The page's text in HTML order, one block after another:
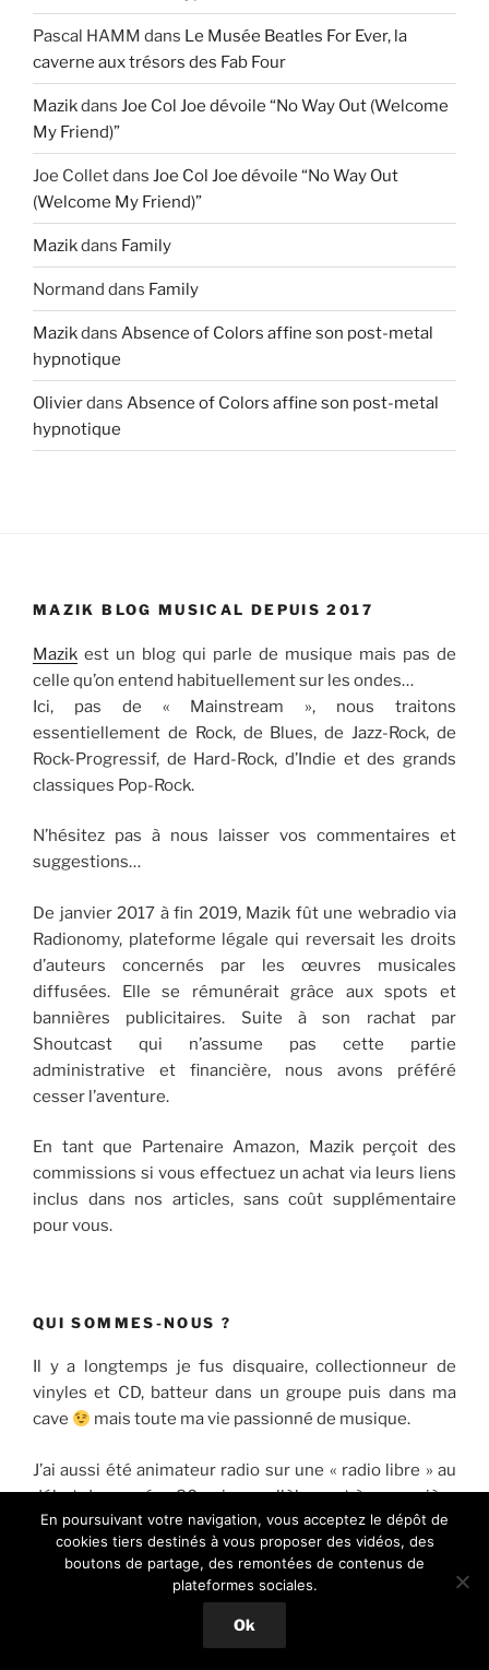
Pascal HAMM dans Le Musée Beatles For Ever, la
caverne aux trésors des Fab Four
Mazikdans Joe Col Joe dévoile “No Way Out (Welcome
My Friend)”
Joe Colletdans Joe Col Joe dévoile “No Way Out
(Welcome My Friend)”
Mazikdans Family
Normand dans Family
Mazikdans Absence of Colors affine son post-metal
hypnotique
Olivierdans Absence of Colors affine son post-metal
hypnotique
MAZIK BLOG MUSICAL DEPUIS 2017
Mazik est un blog qui parle de musique mais pas de
celle qu’on entend habituellement sur les ondes…
Ici, pas de « Mainstream », nous traitons
essentiellement de Rock, de Blues, de Jazz-Rock, de
Rock-Progressif, de Hard-Rock, d’Indie et des grands
classiques Pop-Rock.
N’hésitez pas à nous laisser vos commentaires et
suggestions…
De janvier 2017 à fin 2019, Mazik fût une webradio via
Radionomy, plateforme légale qui reversait les droits
d’auteurs concernés par les œuvres musicales
diffusées. Elle se rémunérait grâce aux spots et
bannières publicitaires. Suite à son rachat par
Shoutcast qui n’assume pas cette partie
administrative et financière, nous avons préféré
cesser l’aventure.
En tant que Partenaire Amazon, Mazik perçoit des
commissions si vous effectuez un achat via leurs liens
inclus dans nos articles, sans coût supplémentaire
pour vous.
QUI SOMMES-NOUS ?
Il y a longtemps je fus disquaire, collectionneur de
vinyles et CD, batteur dans un groupe puis dans ma
cave
mais toute ma vie passionné de musique.
J’ai aussi été animateur radio sur une « radio libre » au
début des années 80 puis, parallèlement à ma carrière
professionnelle, j’ai fait des remplacements sur une
antenne locale de Radio France les Week-Ends.
Mes goûts musicaux sont relativement éclectiques
En poursuivant votre navigation, vous acceptez le dépôt de
cookies tiers destinés à vous proposer des vidéos, des
boutons de partage, des remontées de contenus de
plateformes sociales.
Ok